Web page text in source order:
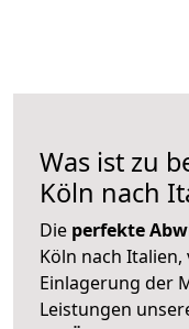
Was ist zu
Köln nach
Die perfekte
Köln nach
Einlagerung der
Leistungen